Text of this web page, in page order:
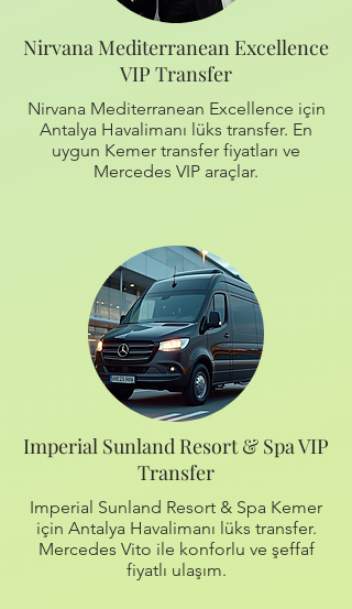
Nirvana Mediterranean Excellence
VIP Transfer
Nirvana Mediterranean Excellence için
Antalya Havalimanı lüks transfer. En
uygun Kemer transfer fiyatları ve
Mercedes VIP araçlar.
Imperial Sunland Resort & Spa VIP
Transfer
Imperial Sunland Resort & Spa Kemer
için Antalya Havalimanı lüks transfer.
Mercedes Vito ile konforlu ve şeffaf
fiyatlı ulaşım.